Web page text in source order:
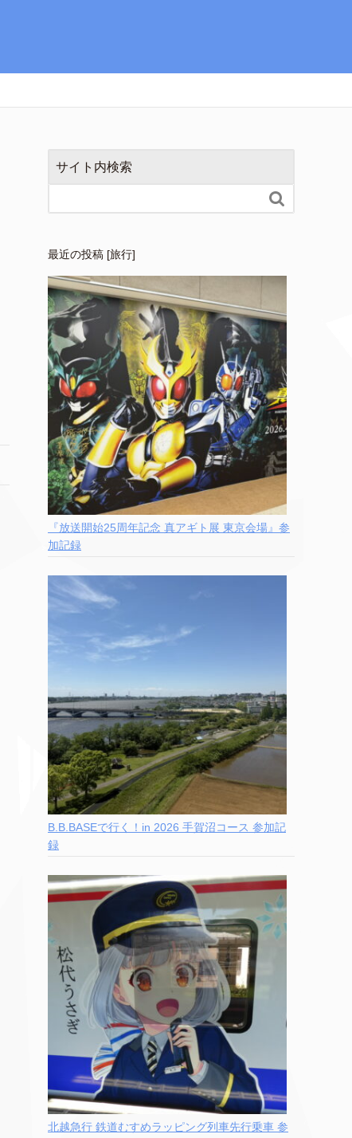
サイト内検索

最近の投稿 [旅行]
『放送開始25周年記念 真アギト展 東京会場』参
加記録
B.B.BASEで行く！in 2026 手賀沼コース 参加記
録
北越急行 鉄道むすめラッピング列車先行乗車 参